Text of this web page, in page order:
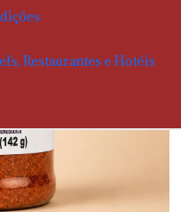
Restaurantes e Hotéis